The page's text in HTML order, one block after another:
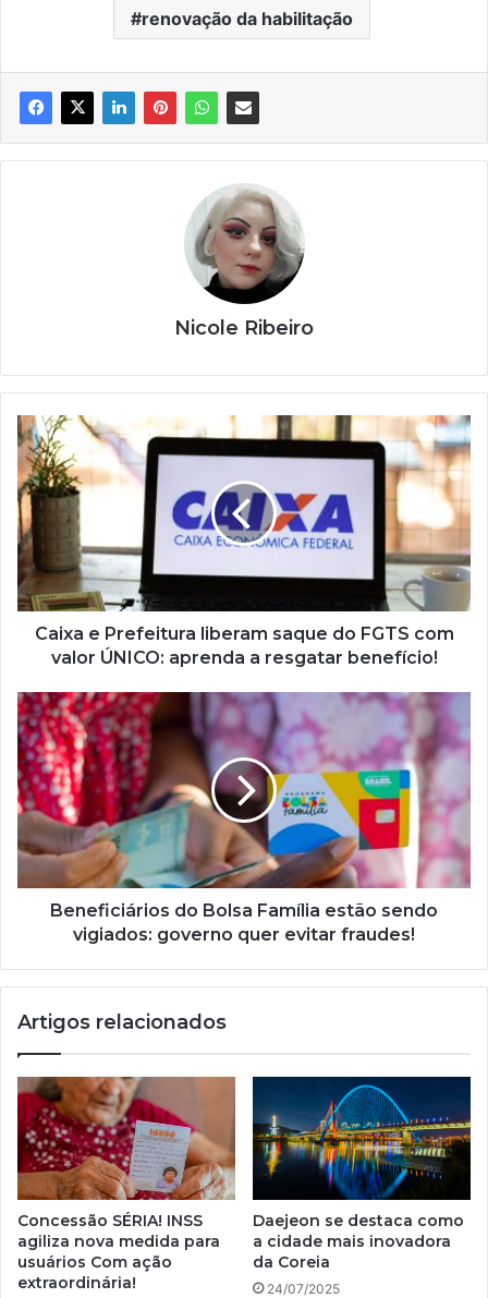
renovação da habilitação
Nicole Ribeiro
Caixa
e
Prefeitura
liberam
saque
do
FGTS
com
valor
ÚNICO:
aprenda
resgatar
benefício!
Caixa e Prefeitura liberam saque do FGTS com
valor ÚNICO: aprenda a resgatar benefício!
Beneficiários
do
Bolsa
Família
estão
sendo
vigiados:
governo
quer
evitarBeneficiários do Bolsa Família estão sendo
vigiados: governo quer evitar fraudes!
Artigos relacionados
Concessão SÉRIA! INSS
agiliza nova medida para
usuários Com ação
extraordinária!
Daejeon se destaca como
a cidade mais inovadora
da Coreia
24/07/2025